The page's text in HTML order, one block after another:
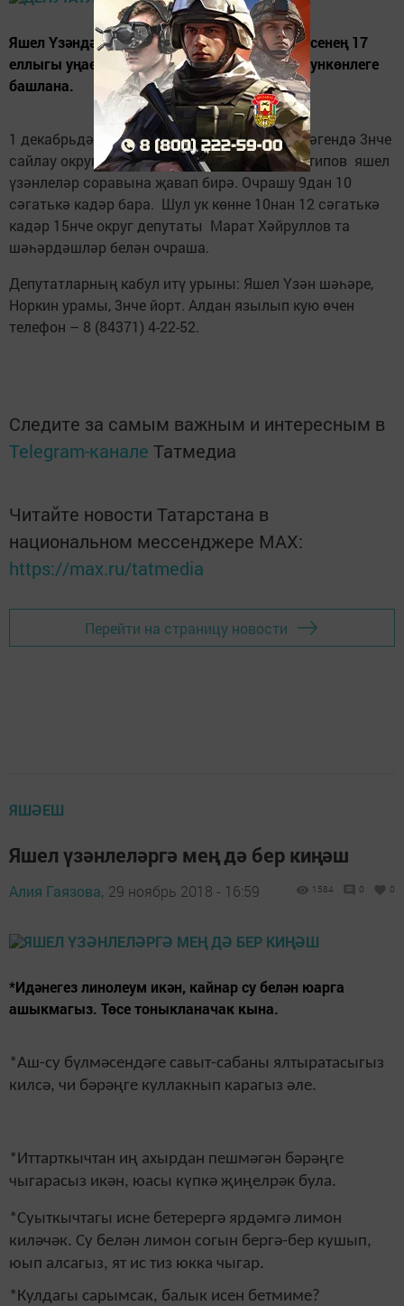
Яшел Үзәндә «Бердәм Россия» сәяси партиясенең 17
еллыгы уңаеннан гражданнарны кабул итү ункөнлеге
башлана.
1 декабрьдә җирле иҗтимагый кабул итү үзәгендә 3нче
сайлау округыннан депутат Константин Антипов яшел
үзәнлеләр соравына җавап бирә. Очрашу 9дан 10
сәгатькә кадәр бара. Шул ук көнне 10нан 12 сәгатькә
кадәр 15нче округ депутаты Марат Хәйруллов та
шәһәрдәшләр белән очраша.
Депутатларның кабул итү урыны: Яшел Үзән шәһәре,
Норкин урамы, 3нче йорт. Алдан язылып кую өчен
телефон – 8 (84371) 4-22-52.
Следите за самым важным и интересным в
Telegram-канале Татмедиа
Читайте новости Татарстана в
национальном мессенджере MАХ:
https://max.ru/tatmedia
Перейти на страницу новости
ЯШӘЕШ
Яшел үзәнлеләргә мең дә бер киңәш
Алия Гаязова, 29 ноябрь 2018 - 16:59 1584 0 0
*Идәнегез линолеум икән, кайнар су белән юарга
ашыкмагыз. Төсе тоныкланачак кына.
*Аш-су бүлмәсендәге савыт-сабаны ялтыратасыгыз
килсә, чи бәрәңге куллакнып карагыз әле.
*Иттарткычтан иң ахырдан пешмәгән бәрәңге
чыгарасыз икән, юасы күпкә җиңелрәк була.
*Суыткычтагы исне бетерергә ярдәмгә лимон
киләчәк. Су белән лимон согын бергә-бер кушып,
юып алсагыз, ят ис тиз юкка чыгар.
*Кулдагы сарымсак, балык исен бетмиме?